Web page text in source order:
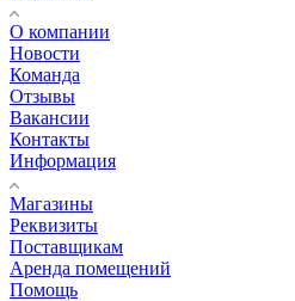
О компании
Новости
Команда
Отзывы
Вакансии
Контакты
Информация
Магазины
Реквизиты
Поставщикам
Аренда помещений
Помощь